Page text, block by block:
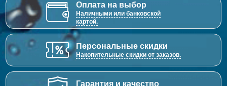
Оплата на выбор
Наличными или банковской
картой.
Персональные скидки
Накопительные скидки от заказов.
Гарантия и качество